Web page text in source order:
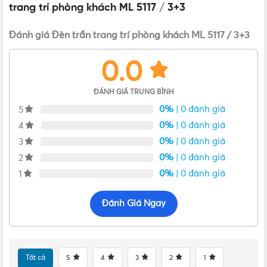
Đặc điểm của đèn trần trang trí phòng khách ML
5117
và hiện đại được yêu thích nhất. Các
sản phẩm đèn mâm ốp trần của Sano luôn đa dạng về kiểu
dáng cũng như công suất chiếu sáng phù hợp với nhiều
không gian cũng như phong cách thiết kế.
trang trí phòng khách ML 5117 / 3+3
Đánh giá Đèn trần trang trí phòng khách ML 5117 / 3+3
0.0
ĐÁNH GIÁ TRUNG BÌNH
5 0% | 0 đánh giá
4
0% | 0 đánh giá
3
0% | 0 đánh giá
2
0% | 0 đánh giá
1
0% | 0 đánh giá
Đánh Giá Ngay
Tất cả 5 4 3 2 1